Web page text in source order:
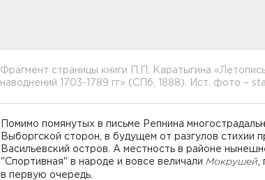
Фрагмент страницы книги П.П. Каратыгина
наводнений 1703-1789 гг» (СПб, 1888). Ист. фото –
Помимо помянутых в письме Репнина
Выборгской сторон, в будущем от разгулов стихии
Васильевский остров. А местность в районе
"Спортивная" в народе и вовсе величали Мокрушей
в первую очередь.